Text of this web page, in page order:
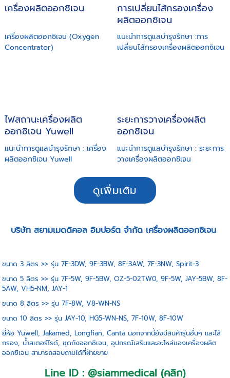
เครื่องผลิตออกซิเจน
เครื่องผลิตออกซิเจน (Oxygen
Concentrator)
การเปลี่ยนไส้กรองเครื่อง
ผลิตออกซิเจน
แนะนำการดูแลบำรุงรักษา :การ
เปลี่ยนไส้กรองเครื่องผลิตออกซิเจน
ไฟสถานะเครื่องผลิต
ออกซิเจน Yuwell
แนะนำการดูแลบำรุงรักษา : เครื่อง
ผลิตออกซิเจน Yuwell
ระยะการวางเครื่องผลิต
ออกซิเจน
แนะนำการดูแลบำรุงรักษา : ระยะการ
วางเครื่องผลิตออกซิเจน
ดูเพิ่มเติม
บริษัท สยามเมดดิคอล อิมปอร์ต จำกัด เครื่องผลิตออกซิเจน
ขนาด 3 ลิตร >> รุ่น 7F-3DW, 9F-3BW, 8F-3AW, 7F-3NW, Spirit-3
ขนาด 5 ลิตร >> รุ่น 7F-5W, 9F-5BW, OZ-5-02TW0, 9F-5W, JAY-5BW, 8F-
5AW, VH5-NM, JAY-1
ขนาด 8 ลิตร >> รุ่น 7F-8W, V8-WN-NS
ขนาด 10 ลิตร >> รุ่น JAY-10, HG5-WN-NS, 7F-10W, 8F-10W
ยี่ห้อ Yuwell, Jakamed, Longfian, Canta นอกจากนี้ยังมีสินค้ารุ่นอื่นๆ และไส้
กรอง, น้ำสเตอร์ไรด์, ชุดถังออกซิเจน, อุปกรณ์เสริมและอะไหล่ของเครื่องผลิต
ออกซิเจน สามารถสอบถามได้ที่ฝ่ายขาย
Line ID : @siammedical (คลิก)